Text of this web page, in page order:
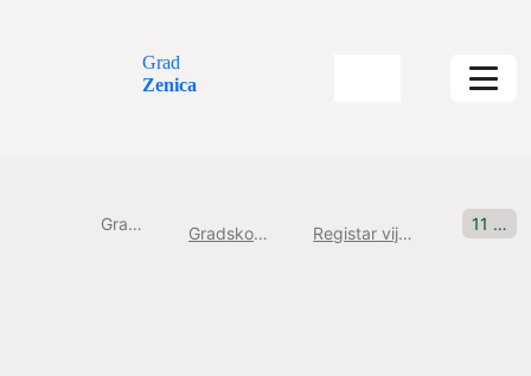
Grad
Zenica
Gradska uprava Gradsko Vijeće Grada Zenice Registar vijećničkih pitanja i inicijativa 11 sjednica, 27.06.2021 Incijativa br: 8